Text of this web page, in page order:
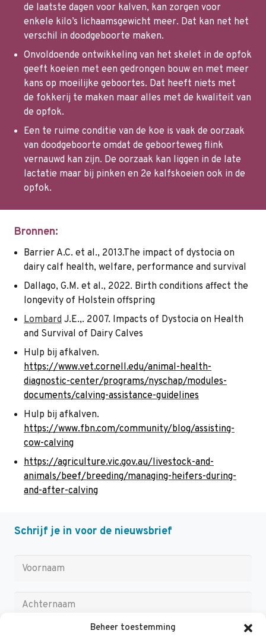
Beheer toestemming
de laatste dagen voor kalven, kan zorgen voor
enkele kilo’s lichaamsgewicht meer. Dat kan net het
verschil in doodgeboorte maken.
Onvoldoende ontwikkeling van het skelet in de opfok
geeft koeien met een gedrongen bouw en met meer
kans op moeilijke geboortes. Dat heeft niets met
de fokkerij te maken maar alles met de kwaliteit van
de opfok.
Een te ruime conditie van de koe is vaak de oorzaak
van doodgeboorte omdat de geboorteweg flink
vernauwd kan zijn. De oorzaak kan liggen in de late
lactatie maar bij pinken en 2e kalfskoeien ook in de
opfok.
Bronnen:
Barrier A.C. et al., 2013.The impact of dystocia on
dairy calf health, welfare, performance and survival
Dallago, G.M. et al., 2022. Birth conditions affect the
longevity of Holstein offspring
Lombard J.E.,. 2007. Impacts of Dystocia on Health
and Survival of Dairy Calves
Hulp bij afkalven.
https://www.vet.cornell.edu/animal-health-
diagnostic-center/programs/nyschap/modules-
documents/calving-assistance-guidelines
Hulp bij afkalven.
https://www.fbn.com/community/blog/assisting-
cow-calving
https://agriculture.vic.gov.au/livestock-and-
animals/beef/breeding/managing-heifers-during-
and-after-calving
Schrijf je in voor de nieuwsbrief